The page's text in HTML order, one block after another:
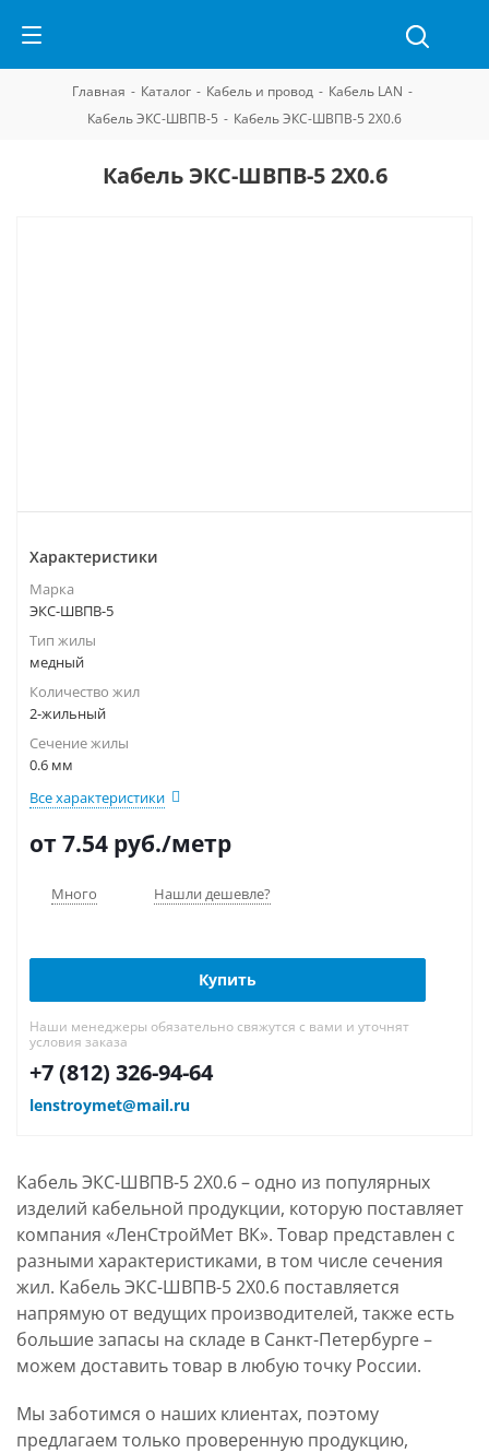
Главная - Каталог - Кабель и провод - Кабель LAN -
Кабель ЭКС-ШВПВ-5 - Кабель ЭКС-ШВПВ-5 2Х0.6
Кабель ЭКС-ШВПВ-5 2Х0.6
Характеристики
Марка
ЭКС-ШВПВ-5
Тип жилы
медный
Количество жил
2-жильный
Сечение жилы
0.6 мм
Все характеристики
от 7.54 руб./метр
Много Нашли дешевле?
Купить
Наши менеджеры обязательно свяжутся с вами и уточнят
условия заказа
+7 (812) 326-94-64
lenstroymet@mail.ru
Кабель ЭКС-ШВПВ-5 2Х0.6 – одно из популярных
изделий кабельной продукции, которую поставляет
компания «ЛенСтройМет ВК». Товар представлен с
разными характеристиками, в том числе сечения
жил. Кабель ЭКС-ШВПВ-5 2Х0.6 поставляется
напрямую от ведущих производителей, также есть
большие запасы на складе в Санкт-Петербурге –
можем доставить товар в любую точку России.
Мы заботимся о наших клиентах, поэтому
предлагаем только проверенную продукцию,